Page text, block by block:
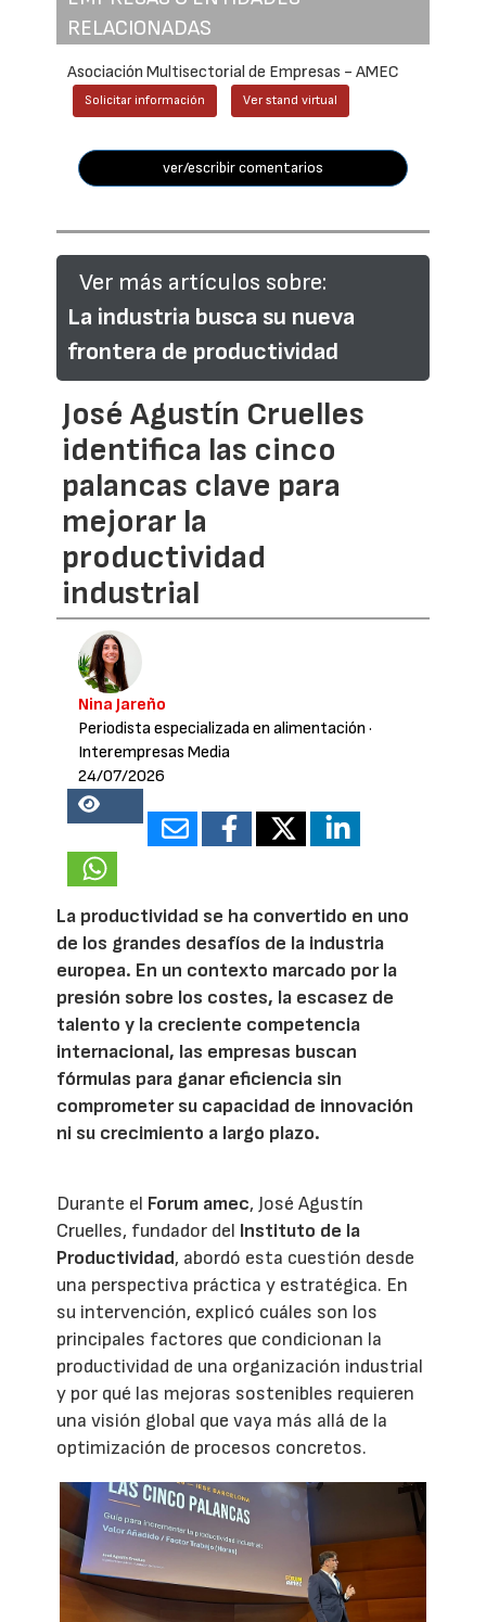
RELACIONADAS
Asociación Multisectorial de Empresas - AMEC
Solicitar información Ver stand virtual
ver/escribir comentarios
Ver más artículos sobre:
La industria busca su nueva
frontera de productividad
José Agustín Cruelles
identifica las cinco
palancas clave para
mejorar la
productividad
industrial
Nina Jareño
Periodista especializada en alimentación ·
Interempresas Media
24/07/2026
18549
La productividad se ha convertido en uno
de los grandes desafíos de la industria
europea. En un contexto marcado por la
presión sobre los costes, la escasez de
talento y la creciente competencia
internacional, las empresas buscan
fórmulas para ganar eficiencia sin
comprometer su capacidad de innovación
ni su crecimiento a largo plazo.
Durante el Forum amec, José Agustín
Cruelles, fundador del Instituto de la
Productividad, abordó esta cuestión desde
una perspectiva práctica y estratégica. En
su intervención, explicó cuáles son los
principales factores que condicionan la
productividad de una organización industrial
y por qué las mejoras sostenibles requieren
una visión global que vaya más allá de la
optimización de procesos concretos.